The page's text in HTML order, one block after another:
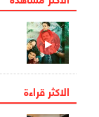
الاكثر قراءة